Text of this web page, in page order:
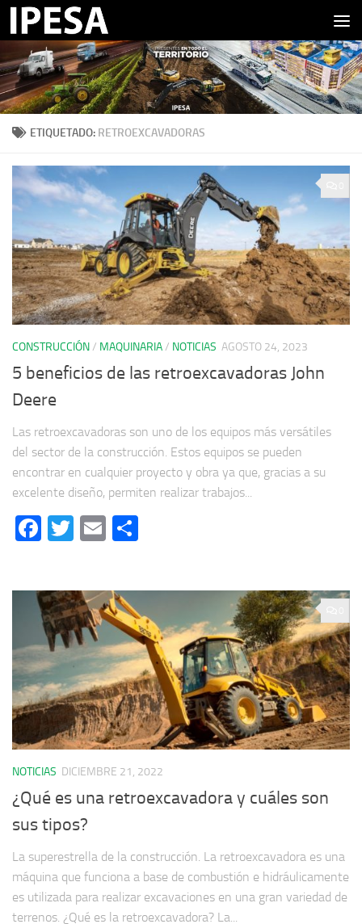
Saltar al contenido
ETIQUETADO: RETROEXCAVADORAS
CONSTRUCCIÓN/ MAQUINARIA/ NOTICIAS AGOSTO 24, 2023
5 beneficios de las retroexcavadoras John
Deere
Las retroexcavadoras son uno de los equipos más versátiles
del sector de la construcción. Estos equipos se pueden
encontrar en cualquier proyecto y obra ya que, gracias a su
excelente diseño, permiten realizar trabajos...
Facebook
Twitter
Email
NOTICIAS DICIEMBRE 21, 2022
¿Qué es una retroexcavadora y cuáles son
sus tipos?
La superestrella de la construcción. La retroexcavadora es una
máquina que funciona a base de combustión e hidráulicamente
es utilizada para realizar excavaciones en una gran variedad de
terrenos. ¿Qué es la retroexcavadora? La...